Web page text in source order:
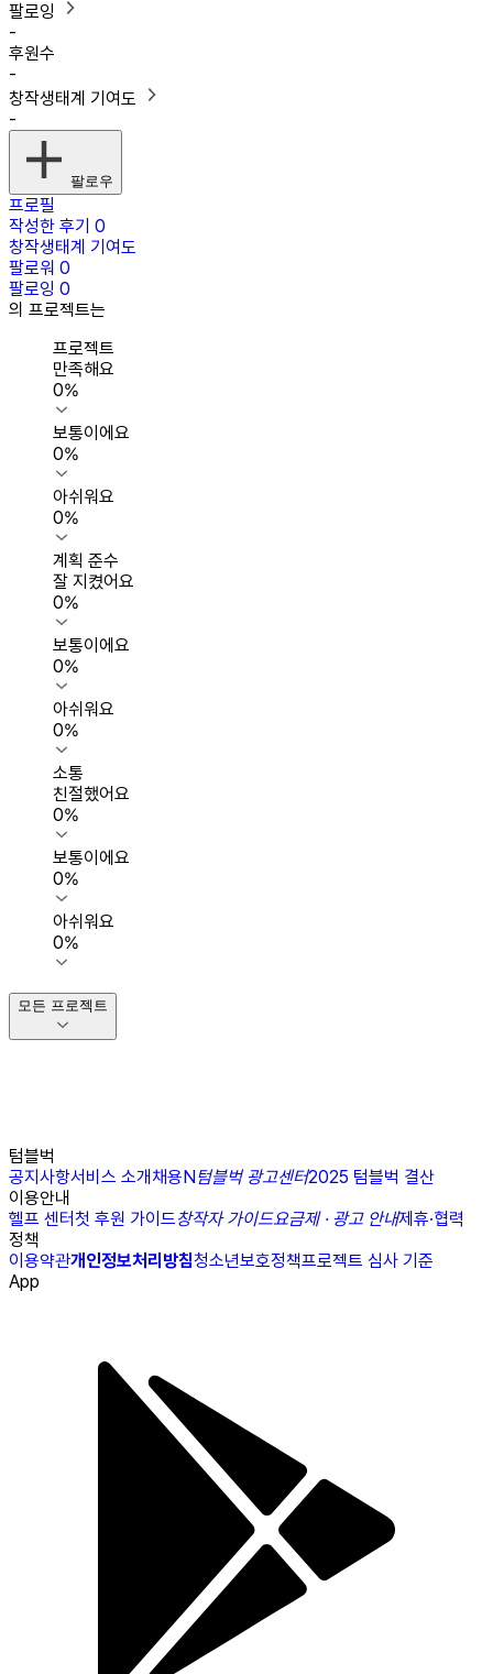
팔로잉
-
후원수
-
창작생태계 기여도
-
팔로우
프로필
작성한 후기 0
창작생태계 기여도
팔로워 0
팔로잉 0
의 프로젝트는
프로젝트
만족해요
0%
보통이에요
0%
아쉬워요
0%
계획 준수
잘 지켰어요
0%
보통이에요
0%
아쉬워요
0%
소통
친절했어요
0%
보통이에요
0%
아쉬워요
0%
모든 프로젝트
텀블벅
공지사항서비스 소개채용N텀블벅 광고센터2025 텀블벅 결산
이용안내
헬프 센터첫 후원 가이드창작자 가이드요금제 · 광고 안내제휴·협력
정책
이용약관개인정보처리방침청소년보호정책프로젝트 심사 기준
App